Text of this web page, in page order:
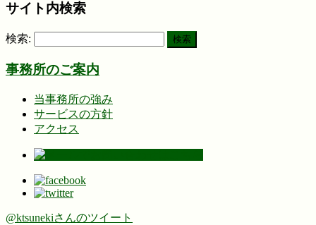
サイト内検索
検索:
事務所のご案内
当事務所の強み
サービスの方針
アクセス
@ktsunekiさんのツイート